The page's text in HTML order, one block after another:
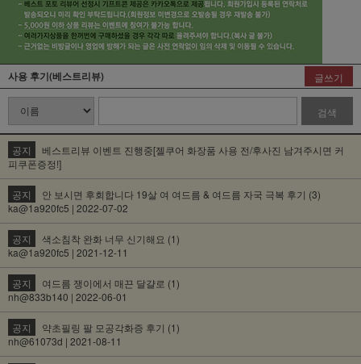
사용 후기(베스트리뷰) 글쓰기
검색
공지
베스트리뷰 이벤트 진행중[젤쿠어 화장품 사용 전/후사진 남겨주시면 커
피쿠폰증정!]
공지
안 보시면 후회합니다 19살 여 여드름 & 여드름 자국 극복 후기 (3)
ka@1a920fc5 | 2022-07-02
공지
색소침착 완화 너무 신기해요 (1)
ka@1a920fc5 | 2021-12-11
공지
여드름 쟁이에서 매끈 달걀로 (1)
nh@833b140 | 2022-06-01
공지
약초필링 팔 모공각화증 후기 (1)
nh@61073d | 2021-08-11